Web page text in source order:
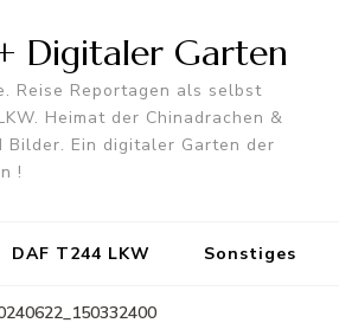
Digitaler Garten
Reise Reportagen als selbst
Heimat der Chinadrachen &
Bilder. Ein digitaler Garten der
!
DAF T244 LKW Sonstiges